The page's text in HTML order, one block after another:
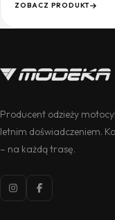
ZOBACZ PRODUKT
Producent odzieży
letnim doświadczeniem.
– na każdą trasę.